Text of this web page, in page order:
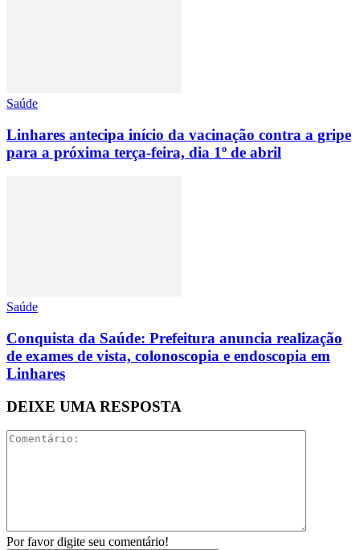
Saúde
Linhares antecipa início da vacinação contra a gripe
para a próxima terça-feira, dia 1º de abril
Saúde
Conquista da Saúde: Prefeitura anuncia realização
de exames de vista, colonoscopia e endoscopia em
Linhares
DEIXE UMA RESPOSTA
Por favor digite seu comentário!